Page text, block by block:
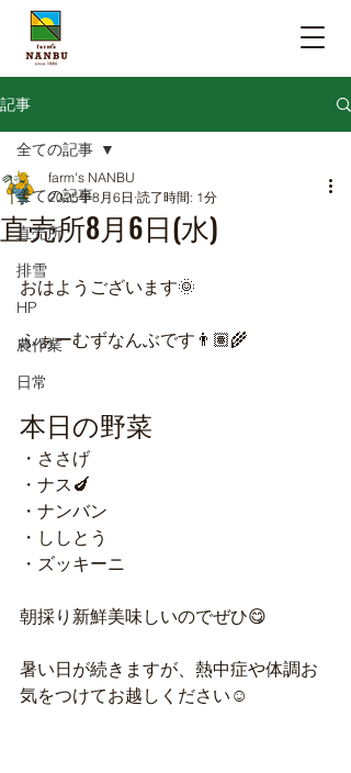
記事
全ての記事
直売所
排雪
HP
農作業
日常
全ての記事
直売所8月6日(水)
farm's NANBU
2025年8月6日 読了時間: 1分
おはようございます🌞
ふぁーむずなんぶです👨🏽‍🌾
本日の野菜
・ささげ
・ナス🍆
・ナンバン
・ししとう
・ズッキーニ
朝採り新鮮美味しいのでぜひ😋
暑い日が続きますが、熱中症や体調お
気をつけてお越しください☺️